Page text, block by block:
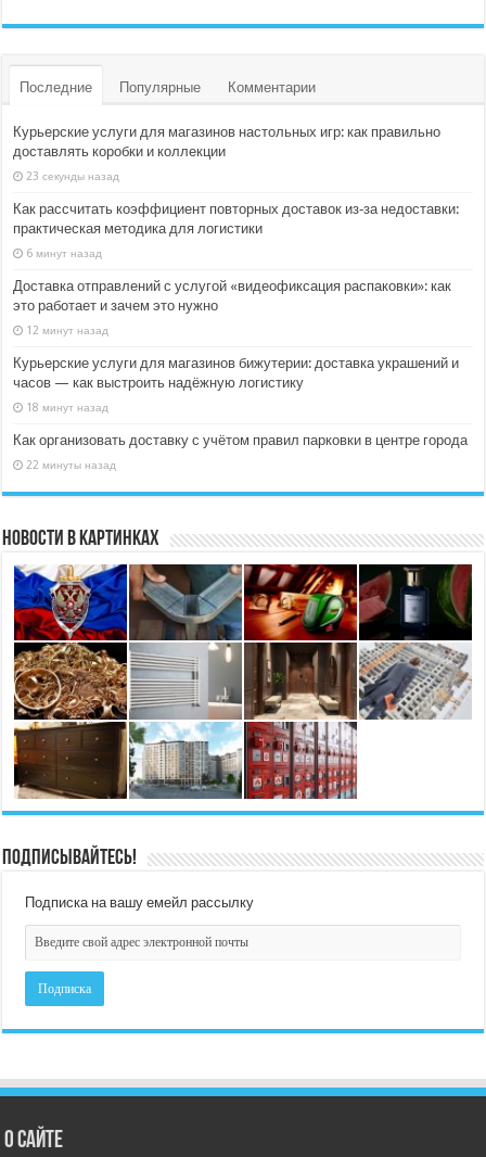
Последние Популярные Комментарии
Курьерские услуги для магазинов настольных игр: как правильно
доставлять коробки и коллекции
23 секунды назад
Как рассчитать коэффициент повторных доставок из‑за недоставки:
практическая методика для логистики
6 минут назад
Доставка отправлений с услугой «видеофиксация распаковки»: как
это работает и зачем это нужно
12 минут назад
Курьерские услуги для магазинов бижутерии: доставка украшений и
часов — как выстроить надёжную логистику
18 минут назад
Как организовать доставку с учётом правил парковки в центре города
22 минуты назад
Новости в картинках
Подписывайтесь!
Подписка на вашу емейл рассылку
О сайте